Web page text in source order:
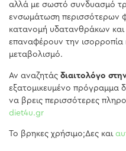
αλλά με σωστό συνδυασμό
ενσωμάτωση περισσότερων
κατανομή υδατανθράκων
επαναφέρουν την ισορροπία
μεταβολισμό.
Αν αναζητάς διαιτολόγο
εξατομικευμένο πρόγραμμα
να βρεις περισσότερες
diet4u.gr
Το βρηκες χρήσιμο;Δες και